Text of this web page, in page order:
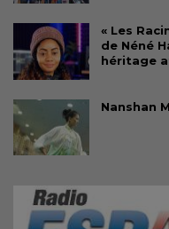
« Les
de Néné
héritage
Nanshan